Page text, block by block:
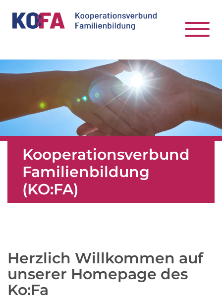
Kooperationsverbund
Familienbildung
(KO:FA)
Herzlich Willkommen auf
unserer Homepage des
Ko:Fa